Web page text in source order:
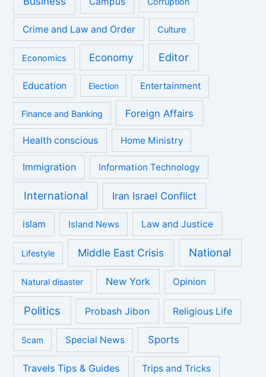
Crime and Law and Order Culture
Economics Economy Editor
Education Election Entertainment
Finance and Banking Foreign Affairs
Health conscious Home Ministry
Immigration Information Technology
International Iran Israel Conflict
islam Island News Law and Justice
Lifestyle Middle East Crisis National
Natural disaster New York Opinion
Politics Probash Jibon Religious Life
Scam Special News Sports
Travels Tips & Guides Trips and Tricks